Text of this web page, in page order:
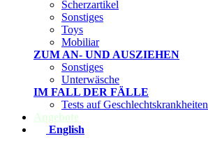
Scherzartikel
Sonstiges
Toys
Mobiliar
ZUM AN- UND AUSZIEHEN
Sonstiges
Unterwäsche
IM FALL DER FÄLLE
Tests auf Geschlechtskrankheiten
Angebote
English